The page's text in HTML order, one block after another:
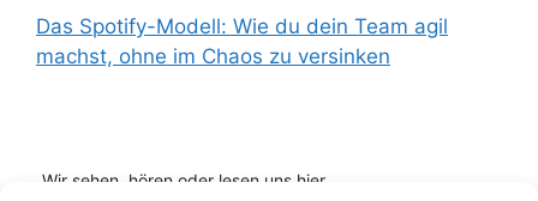
Das Spotify-Modell: Wie du dein Team agil
machst, ohne im Chaos zu versinken
Wir sehen, hören oder lesen uns hier...